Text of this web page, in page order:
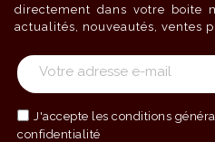
directement dans votre boite
actualités, nouveautés, ventes
J'accepte les conditions
confidentialité